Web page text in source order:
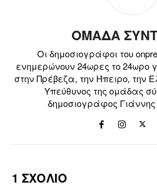
ΟΜΑΔΑ
Οι δημοσιογράφοι του
ενημερώνουν 24ωρες το 24ωρο
στην Πρέβεζα, την Ήπειρο, την
Υπεύθυνος της ομάδας
δημοσιογράφος
1 ΣΧΟΛΙΟ